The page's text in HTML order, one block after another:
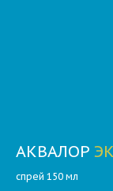
АКВАЛОР
спрей 150 мл